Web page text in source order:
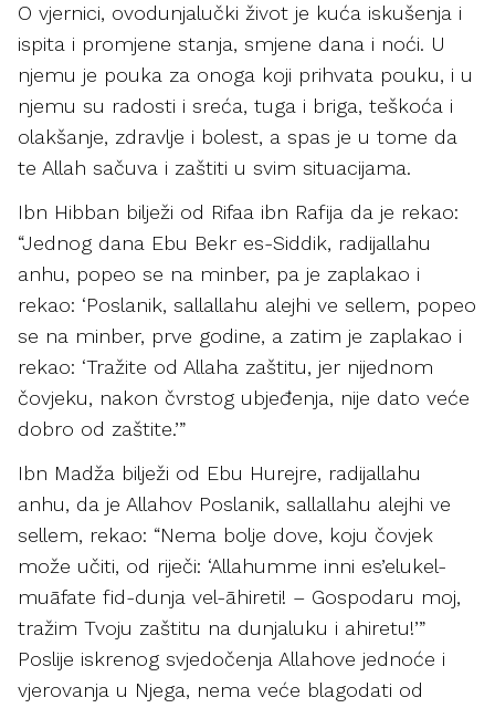
O vjernici, ovodunjalučki život je kuća iskušenja i
ispita i promjene stanja, smjene dana i noći. U
njemu je pouka za onoga koji prihvata pouku, i u
njemu su radosti i sreća, tuga i briga, teškoća i
olakšanje, zdravlje i bolest, a spas je u tome da
te Allah sačuva i zaštiti u svim situacijama.
Ibn Hibban bilježi od Rifaa ibn Rafija da je rekao:
“Jednog dana Ebu Bekr es-Siddik, radijallahu
anhu, popeo se na minber, pa je zaplakao i
rekao: ‘Poslanik, sallallahu alejhi ve sellem, popeo
se na minber, prve godine, a zatim je zaplakao i
rekao: ‘Tražite od Allaha zaštitu, jer nijednom
čovjeku, nakon čvrstog ubjeđenja, nije dato veće
dobro od zaštite.’”
Ibn Madža bilježi od Ebu Hurejre, radijallahu
anhu, da je Allahov Poslanik, sallallahu alejhi ve
sellem, rekao: “Nema bolje dove, koju čovjek
može učiti, od riječi: ‘Allahumme inni es’elukel-
muāfate fid-dunja vel-āhireti! – Gospodaru moj,
tražim Tvoju zaštitu na dunjaluku i ahiretu!’”
Poslije iskrenog svjedočenja Allahove jednoće i
vjerovanja u Njega, nema veće blagodati od